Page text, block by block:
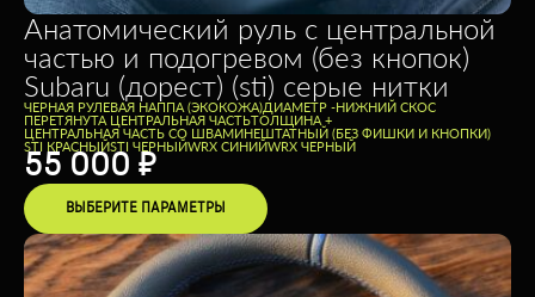
Анатомический руль c центральной
частью и подогревом (без кнопок)
Subaru (дорест) (sti) серые нитки
ЧЕРНАЯ РУЛЕВАЯ НАППА (ЭКОКОЖА)ДИАМЕТР -НИЖНИЙ СКОС
ПЕРЕТЯНУТА ЦЕНТРАЛЬНАЯ ЧАСТЬТОЛЩИНА +
ЦЕНТРАЛЬНАЯ ЧАСТЬ СО ШВАМИНЕШТАТНЫЙ (БЕЗ ФИШКИ И КНОПКИ)
STI КРАСНЫЙSTI ЧЕРНЫЙWRX СИНИЙWRX ЧЕРНЫЙ
55 000 ₽
ВЫБЕРИТЕ ПАРАМЕТРЫ